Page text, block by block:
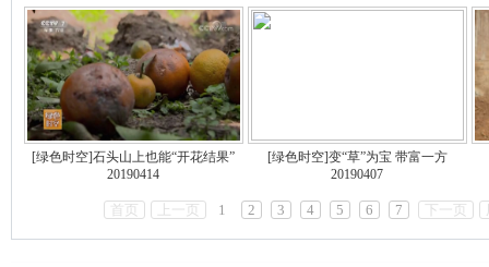
[绿色时空]石头山上也能“开花结果”
20190414
[绿色时空]变“草”为宝 带富一方
20190407
首页 上一页 1 2 3 4 5 6 7 下一页